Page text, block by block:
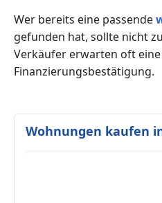
Wer bereits eine passende
gefunden hat, sollte nicht
Verkäufer erwarten oft
Finanzierungsbestätigung.
Wohnungen kaufen